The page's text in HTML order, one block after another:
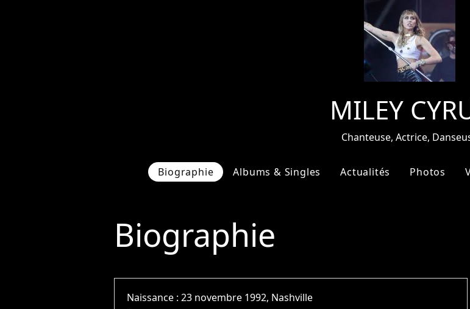
MILEY
Chanteuse, Actrice,
Biographie Albums & Singles Actualités Photos
Biographie
Naissance :23 novembre 1992, Nashville